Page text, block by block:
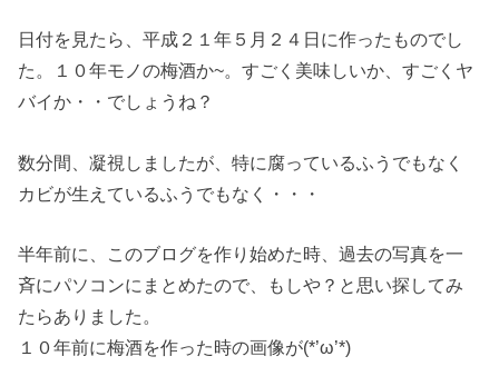
日付を見たら、平成２１年５月２４日に作ったものでし
た。１０年モノの梅酒か~。すごく美味しいか、すごくヤ
バイか・・でしょうね？
数分間、凝視しましたが、特に腐っているふうでもなく
カビが生えているふうでもなく・・・
半年前に、このブログを作り始めた時、過去の写真を一
斉にパソコンにまとめたので、もしや？と思い探してみ
たらありました。
１０年前に梅酒を作った時の画像が(*’ω’*)